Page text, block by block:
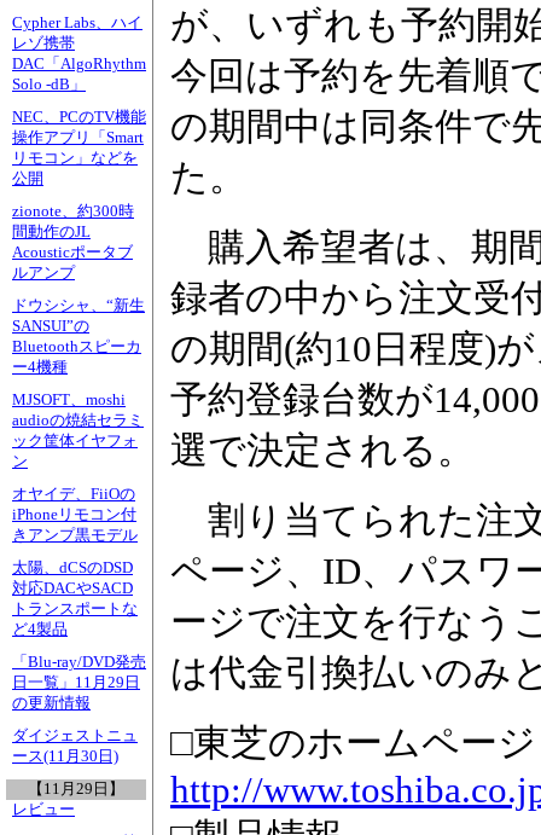
Cypher Labs、ハイ
レゾ携帯
DAC「AlgoRhythm
Solo -dB」
NEC、PCのTV機能
操作アプリ「Smart
リモコン」などを
公開
zionote、約300時
間動作のJL
Acousticポータブ
ルアンプ
ドウシシャ、“新生
SANSUI”の
Bluetoothスピーカ
ー4機種
MJSOFT、moshi
audioの焼結セラミ
ック筐体イヤフォ
ン
オヤイデ、FiiOの
iPhoneリモコン付
きアンプ黒モデル
太陽、dCSのDSD
対応DACやSACD
トランスポートな
ど4製品
「Blu-ray/DVD発売
日一覧」11月29日
の更新情報
ダイジェストニュ
ース(11月30日)
【11月29日】
レビュー
が、いずれも予約開
今回は予約を先着順
の期間中は同条件で
た。
購入希望者は、期
録者の中から注文受
の期間(約10日程度)
予約登録台数が
選で決定される。
割り当てられた注
ページ、ID、パスワ
ージで注文を行なう
は代金引換払いのみ
□東芝のホームページ
http://